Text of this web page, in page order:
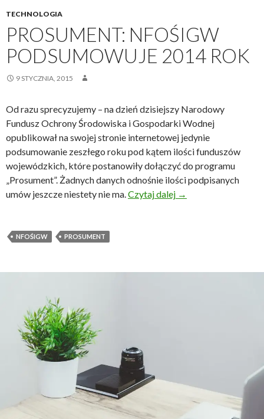
TECHNOLOGIA
PROSUMENT: NFOŚIGW
PODSUMOWUJE 2014 ROK
9 STYCZNIA, 2015
Od razu sprecyzujemy – na dzień dzisiejszy Narodowy
Fundusz Ochrony Środowiska i Gospodarki Wodnej
opublikował na swojej stronie internetowej jedynie
podsumowanie zeszłego roku pod kątem ilości funduszów
wojewódzkich, które postanowiły dołączyć do programu
„Prosument”. Żadnych danych odnośnie ilości podpisanych
umów jeszcze niestety nie ma.Czytaj dalej Prosument:
→
NFOŚIGW PROSUMENT